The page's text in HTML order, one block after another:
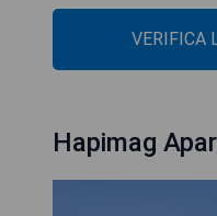
VERIFICA
Hapimag